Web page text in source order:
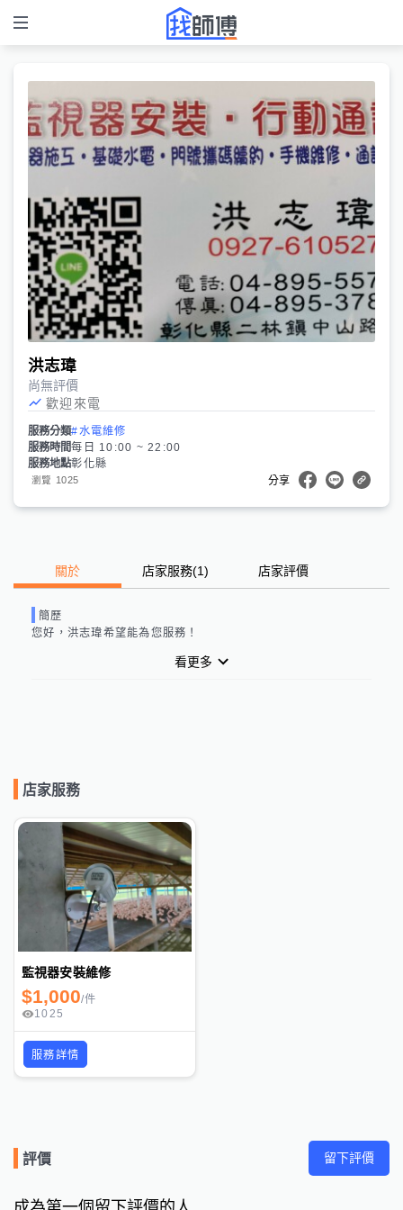
洪志瑋
尚無評價
歡迎來電
服務分類#水電維修
服務時間每日 10:00 ~ 22:00
服務地點彰化縣
瀏覽 1025 分享
關於 店家服務(1) 店家評價
簡歷
您好， 洪志瑋希望能為您服務！
看更多
店家服務
監視器安裝維修
$1,000/件
1025
服務詳情
評價 留下評價